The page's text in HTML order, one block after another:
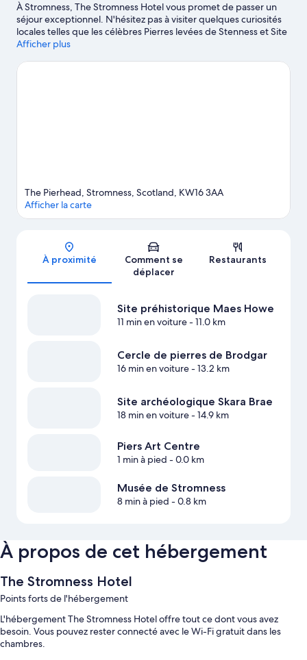
À Stromness, The Stromness Hotel vous promet de passer un
séjour exceptionnel. N'hésitez pas à visiter quelques curiosités
locales telles que les célèbres Pierres levées de Stenness et Site
préhistorique Maes Howe, à moins que vous ne préfériez faire le
Stromness et Scapa Distillery. Les agréables Musée de
Afficher plus
Carte
The Pierhead, Stromness, Scotland, KW16 3AA
Afficher la carte
À proximité
Comment se
déplacer
Restaurants
Site préhistorique Maes Howe
11 min en voiture- 11.0 km
Cercle de pierres de Brodgar
16 min en voiture- 13.2 km
Site archéologique Skara Brae
18 min en voiture- 14.9 km
Piers Art Centre
1 min à pied - 0.0 km
Musée de Stromness
8 min à pied - 0.8 km
À propos de cet hébergement
The Stromness Hotel
Points forts de l'hébergement
L'hébergement The Stromness Hotel offre tout ce dont vous avez
besoin. Vous pouvez rester connecté avec le Wi-Fi gratuit dans les
chambres.